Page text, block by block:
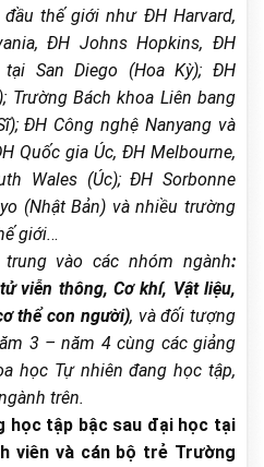
thế giới như ĐH Harvard,
ĐH Johns Hopkins, ĐH
tại San Diego (Hoa Kỳ); ĐH
Trường Bách khoa Liên bang
ĐH Công nghệ Nanyang và
Quốc gia Úc, ĐH Melbourne,
Wales (Úc); ĐH Sorbonne
(Nhật Bản) và nhiều trường
giới...
vào các nhóm ngành:
viễn thông, Cơ khí, Vật liệu,
thể con người), và đối tượng
3 – năm 4 cùng các giảng
học Tự nhiên đang học tập,
trên.
học tập bậc sau đại học tại
viên và cán bộ trẻ Trường